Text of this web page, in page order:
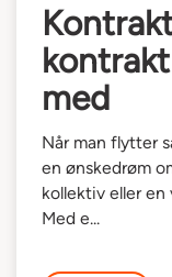
med
Når man flytter
en ønskedrøm
kollektiv eller en
Med e...